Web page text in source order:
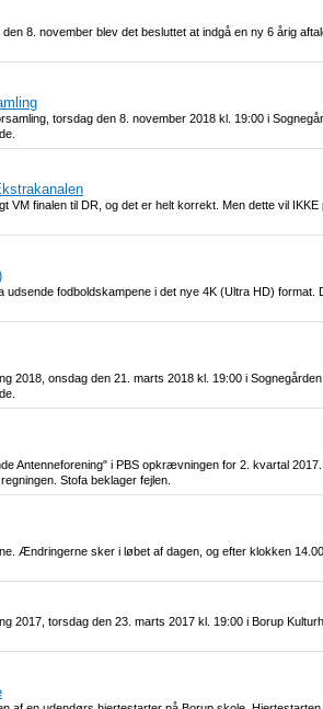
8. november blev det besluttet at indgå en ny 6 årig
torsdag den 8. november 2018 kl. 19:00 i
VM finalen til DR, og det er helt korrekt. Men dette vil
udsende fodboldskampene i det nye 4K (Ultra HD)
2018, onsdag den 21. marts 2018 kl. 19:00 i
Antenneforening" i PBS opkrævningen for 2. kvartal
Stofa beklager fejlen.
Ændringerne sker i løbet af dagen, og efter klokken
2017, torsdag den 23. marts 2017 kl. 19:00 i Borup